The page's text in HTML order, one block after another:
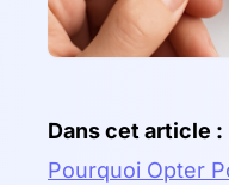
Dans cet article :
Pourquoi Opter